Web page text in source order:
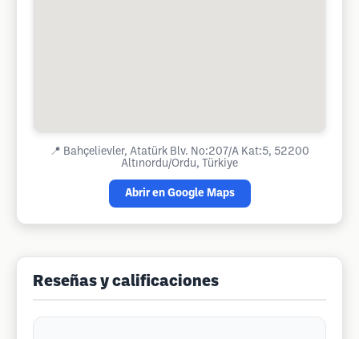
📍 Bahçelievler, Atatürk Blv. No:207/A Kat:5, 52200
Altınordu/Ordu, Türkiye
Abrir en Google Maps
Reseñas y calificaciones